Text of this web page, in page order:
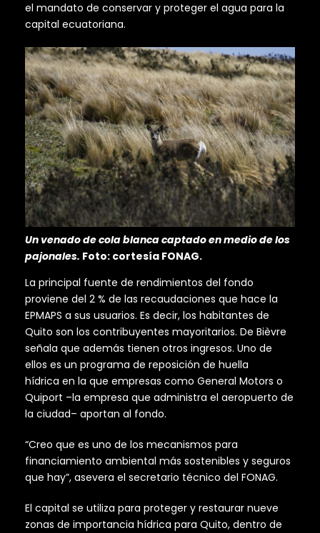
el mandato de conservar y proteger el agua para la
capital ecuatoriana.
Un venado de cola blanca captado en medio de los
pajonales. Foto: cortesía FONAG.
La principal fuente de rendimientos del fondo
proviene del 2 % de las recaudaciones que hace la
EPMAPS a sus usuarios. Es decir, los habitantes de
Quito son los contribuyentes mayoritarios. De Bièvre
señala que además tienen otros ingresos. Uno de
ellos es un programa de reposición de huella
hídrica en la que empresas como General Motors o
Quiport –la empresa que administra el aeropuerto de
la ciudad– aportan al fondo.
“Creo que es uno de los mecanismos para
financiamiento ambiental más sostenibles y seguros
que hay”, asevera el secretario técnico del FONAG.
El capital se utiliza para proteger y restaurar nueve
zonas de importancia hídrica para Quito, dentro de